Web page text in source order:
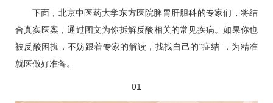
下面，北京中医药大学东方医院脾胃肝胆科的专家们，将结
合真实医案，通过图文为你拆解反酸相关的常见疾病。如果你也
被反酸困扰，不妨跟着专家的解读，找找自己的“症结”，为精准
就医做好准备。
01